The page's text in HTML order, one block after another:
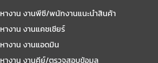
หางาน งานพีซี/พนักงานแนะนําสินค้า
หางาน งานแคชเชียร์
หางาน งานแอดมิน
หางาน งานคีย์/ตรวจสอบข้อมูล